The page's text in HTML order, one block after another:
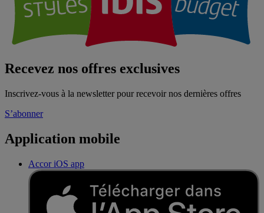
Recevez nos offres exclusives
Inscrivez-vous à la newsletter pour recevoir nos dernières offres
S’abonner
Application mobile
Accor iOS app